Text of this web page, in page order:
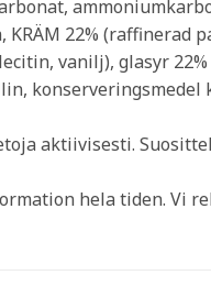
22% (raffinerad
vanilj), glasyr
konserveringsmedel
aktiivisesti.
hela tiden. Vi